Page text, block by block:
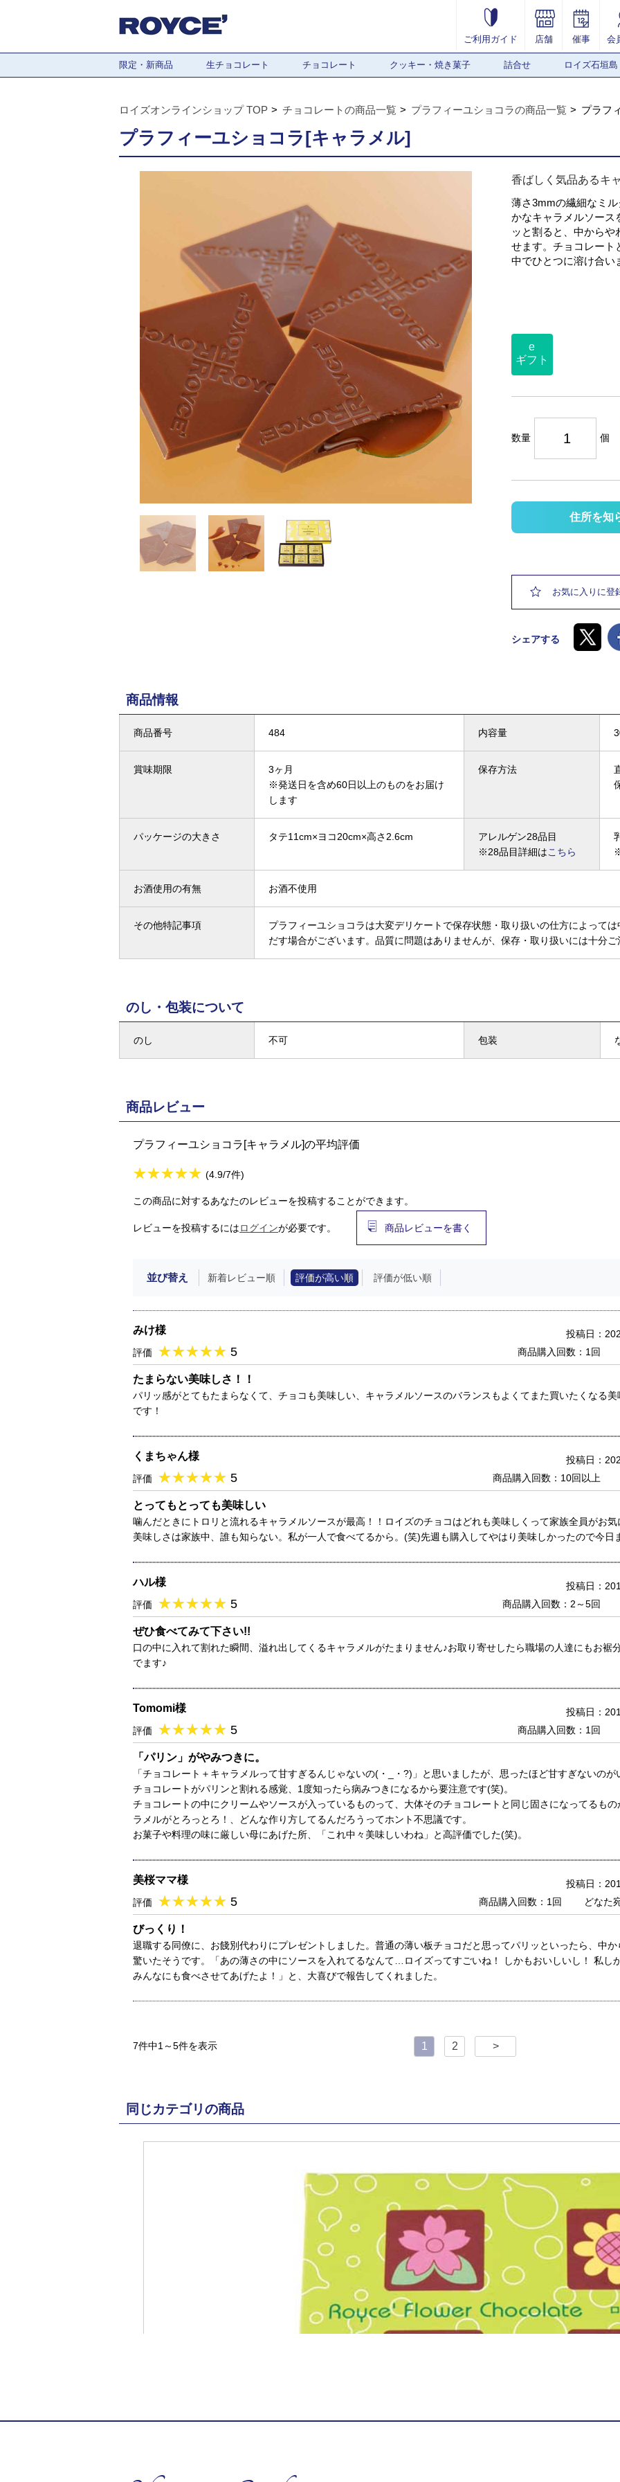
ご利用ガイド 店舗 催事 会
限定・新商品 生チョコレート チョコレート クッキー・焼き菓子 詰合せ ロイズ石垣島
ロイズオンラインショップ TOP チョコレートの商品一覧 プラフィーユショコラの商品一覧 プラフ
プラフィーユショコラ[キャラメル]
香ばしく気品あるキ
薄さ3mmの繊細なミ
かなキャラメルソース
ッと割ると、中から
せます。チョコレート
中でひとつに溶け合い
e
ギフト
数量 個
住所を知
お気に入りに登
シェアする
商品情報
商品番号 484 内容量
賞味期限
3ヶ月
※発送日を含め60日以上のものをお届け
します
保存方法
パッケージの大きさ タテ11cm×ヨコ20cm×高さ2.6cm
アレルゲン28品目
※28品目詳細はこちら
お酒使用の有無 お酒不使用
その他特記事項
プラフィーユショコラは大変デリケートで保存状態・取り扱いの仕方によって
だす場合がございます。品質に問題はありませんが、保存・取り扱いには十分ご
のし・包装について
のし 不可 包装
商品レビュー
プラフィーユショコラ[キャラメル]の平均評価
★★★★★
★★★★★ (4.9/7件)
この商品に対するあなたのレビューを投稿することができます。
レビューを投稿するにはログインが必要です。 商品レビューを書く
並び替え 新着レビュー順 評価が高い順 評価が低い順
みけ様
評価 ★★★★★
★★★★★ 5
投稿日：
商品購入回数：1回
たまらない美味しさ！！
パリッ感がとてもたまらなくて、チョコも美味しい、キャラメルソースのバランスもよくてまた買いたくなる
です！
くまちゃん様
評価 ★★★★★
★★★★★ 5
投稿日：
商品購入回数：10回以上
とってもとっても美味しい
噛んだときにトロリと流れるキャラメルソースが最高！！ロイズのチョコはどれも美味しくって家族全員がお
美味しさは家族中、誰も知らない。私が一人で食べてるから。(笑)先週も購入してやはり美味しかったので今日
ハル様
評価 ★★★★★
★★★★★ 5
投稿日：
商品購入回数：2～5回
ぜひ食べてみて下さい!!
口の中に入れて割れた瞬間、溢れ出してくるキャラメルがたまりません♪お取り寄せしたら職場の人達にもお裾
でます♪
Tomomi様
評価 ★★★★★
★★★★★ 5
投稿日：
商品購入回数：1回
「パリン」がやみつきに。
「チョコレート＋キャラメルって甘すぎるんじゃないの(・_・?)」と思いましたが、思ったほど甘すぎないのが
チョコレートがパリンと割れる感覚、1度知ったら病みつきになるから要注意です(笑)。
チョコレートの中にクリームやソースが入っているものって、大体そのチョコレートと同じ固さになってるも
ラメルがとろっとろ！、どんな作り方してるんだろうってホント不思議です。
お菓子や料理の味に厳しい母にあげた所、「これ中々美味しいわね」と高評価でした(笑)。
美桜ママ様
評価 ★★★★★
★★★★★ 5
投稿日：
商品購入回数：1回
どなた
びっくり！
退職する同僚に、お餞別代わりにプレゼントしました。普通の薄い板チョコだと思ってパリッといったら、中
驚いたそうです。「あの薄さの中にソースを入れてるなんて…ロイズってすごいね！ しかもおいしいし！ 私し
みんなにも食べさせてあげたよ！」と、大喜びで報告してくれました。
7件中1～5件を表示 1 2 >
同じカテゴリの商品